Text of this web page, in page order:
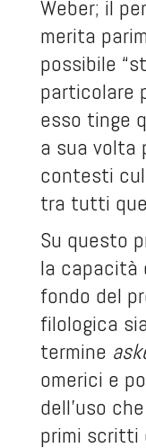
Weber; il
merita
possibile
particolare
esso tinge
a sua volta
contesti
tra tutti
Su questo
la capacità
fondo del
filologica
termine
omerici e
dell’uso
primi scritti